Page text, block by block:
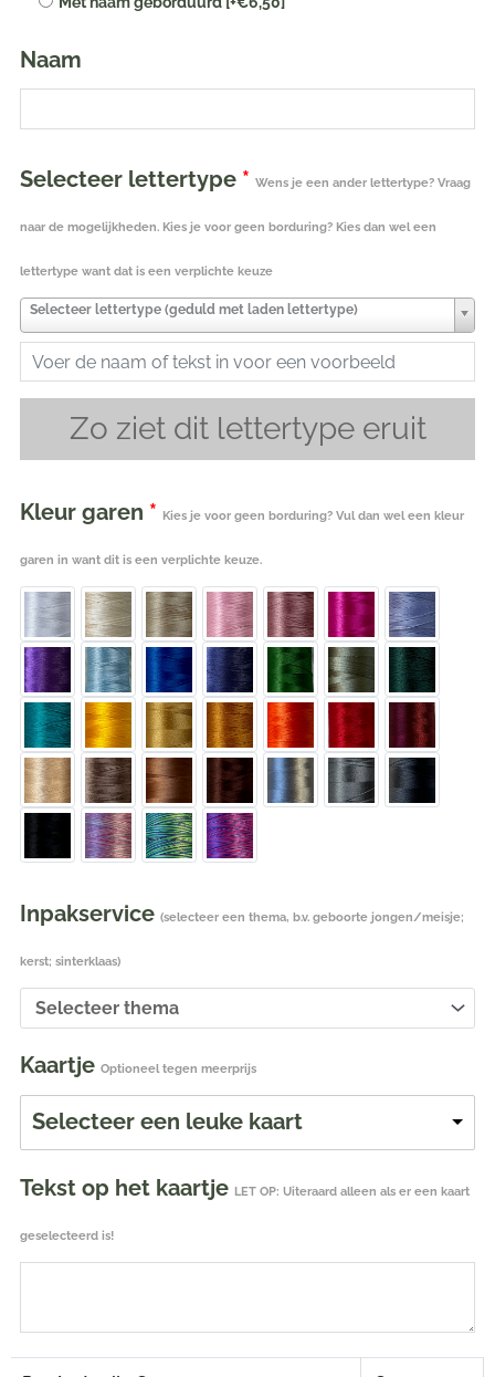
Naam
Selecteer lettertype * Wens je een ander lettertype? Vraag
naar de mogelijkheden. Kies je voor geen borduring? Kies dan wel een
lettertype want dat is een verplichte keuze
Selecteer lettertype (geduld met laden lettertype)
Zo ziet dit lettertype eruit
Kleur garen * Kies je voor geen borduring? Vul dan wel een kleur
garen in want dit is een verplichte keuze.
Inpakservice (selecteer een thema, b.v. geboorte jongen/meisje;
kerst; sinterklaas)
Kaartje Optioneel tegen meerprijs
Selecteer een leuke kaart
Tekst op het kaartje LET OP: Uiteraard alleen als er een kaart
geselecteerd is!
naam
in
de
56